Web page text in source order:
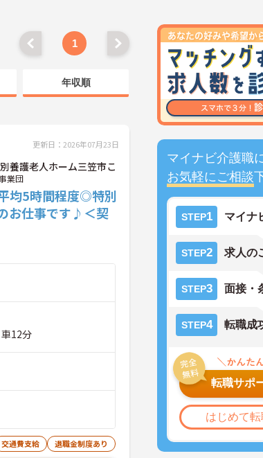
マイナビ介護職
お気軽にご相談
STEP1 マイナ
STEP2 求人の
STEP3 面接・
STEP4 転職成
転職サポ
はじめて
1
年収順
更新日：2026年07月23日
養護老人ホーム三笠市こ
業団
均5時間程度◎特別
お仕事です♪＜契
12分
交通費支給 退職金制度あり